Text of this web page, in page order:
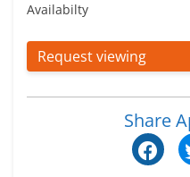
Availabilty
Request viewing
Share